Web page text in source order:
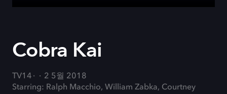
Cobra Kai
TV14
2 5월 2018
Starring: Ralph Macchio, William Zabka, Courtney